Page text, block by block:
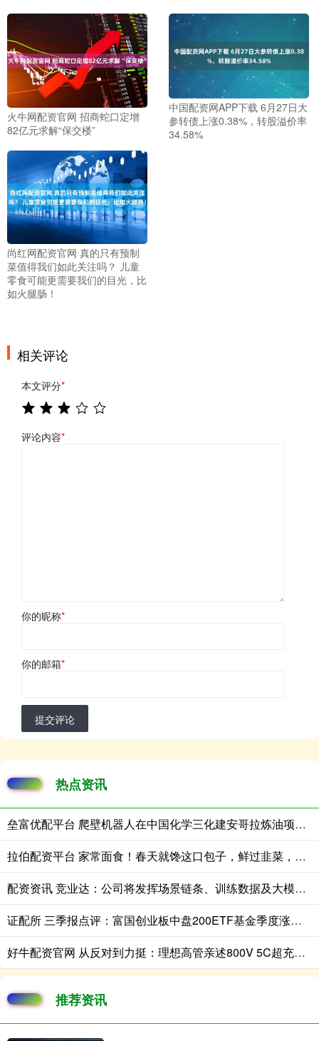
火牛网配资官网 招商蛇口定增
82亿元求解“保交楼”
中国配资网APP下载 6月27日大
参转债上涨0.38%，转股溢价率
34.58%
尚红网配资官网 真的只有预制
菜值得我们如此关注吗？ 儿童
零食可能更需要我们的目光，比
如火腿肠！
相关评论
本文评分*
评论内容*
你的昵称*
你的邮箱*
提交评论
热点资讯
垒富优配平台 爬壁机器人在中国化学三化建安哥拉炼油项目完成实战演练
拉伯配资平台 家常面食！春天就馋这口包子，鲜过韭菜，清爽鲜香，鲜到停不了嘴
配资资讯 竞业达：公司将发挥场景链条、训练数据及大模型技术优势，把握市场机遇
证配所 三季报点评：富国创业板中盘200ETF基金季度涨幅15.24%
好牛配资官网 从反对到力挺：理想高管亲述800V 5C超充如何成大电池增程车幸福标配
推荐资讯